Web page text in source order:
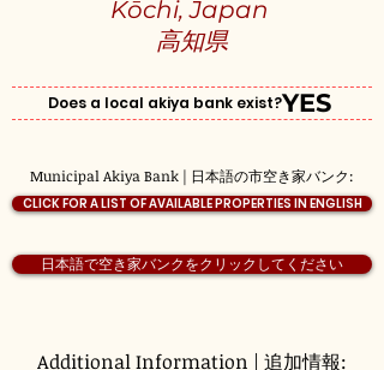
Kōchi, Japan
Additional Information | 追加情報:
Municipal Akiya Bank | 日本語の市空き家バンク:
Does a local akiya bank exist?
日本語で空き家バンクをクリックしてください
高知県
YES
CLICK FOR A LIST OF AVAILABLE PROPERTIES IN ENGLISH